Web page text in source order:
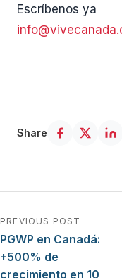
Escríbenos ya
Share
PREVIOUS POST
PGWP en Canadá:
+500% de
crecimiento en 10